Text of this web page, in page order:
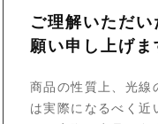
ご理解いただ
願い申し上げま
商品の性質上、光線
は実際になるべく近